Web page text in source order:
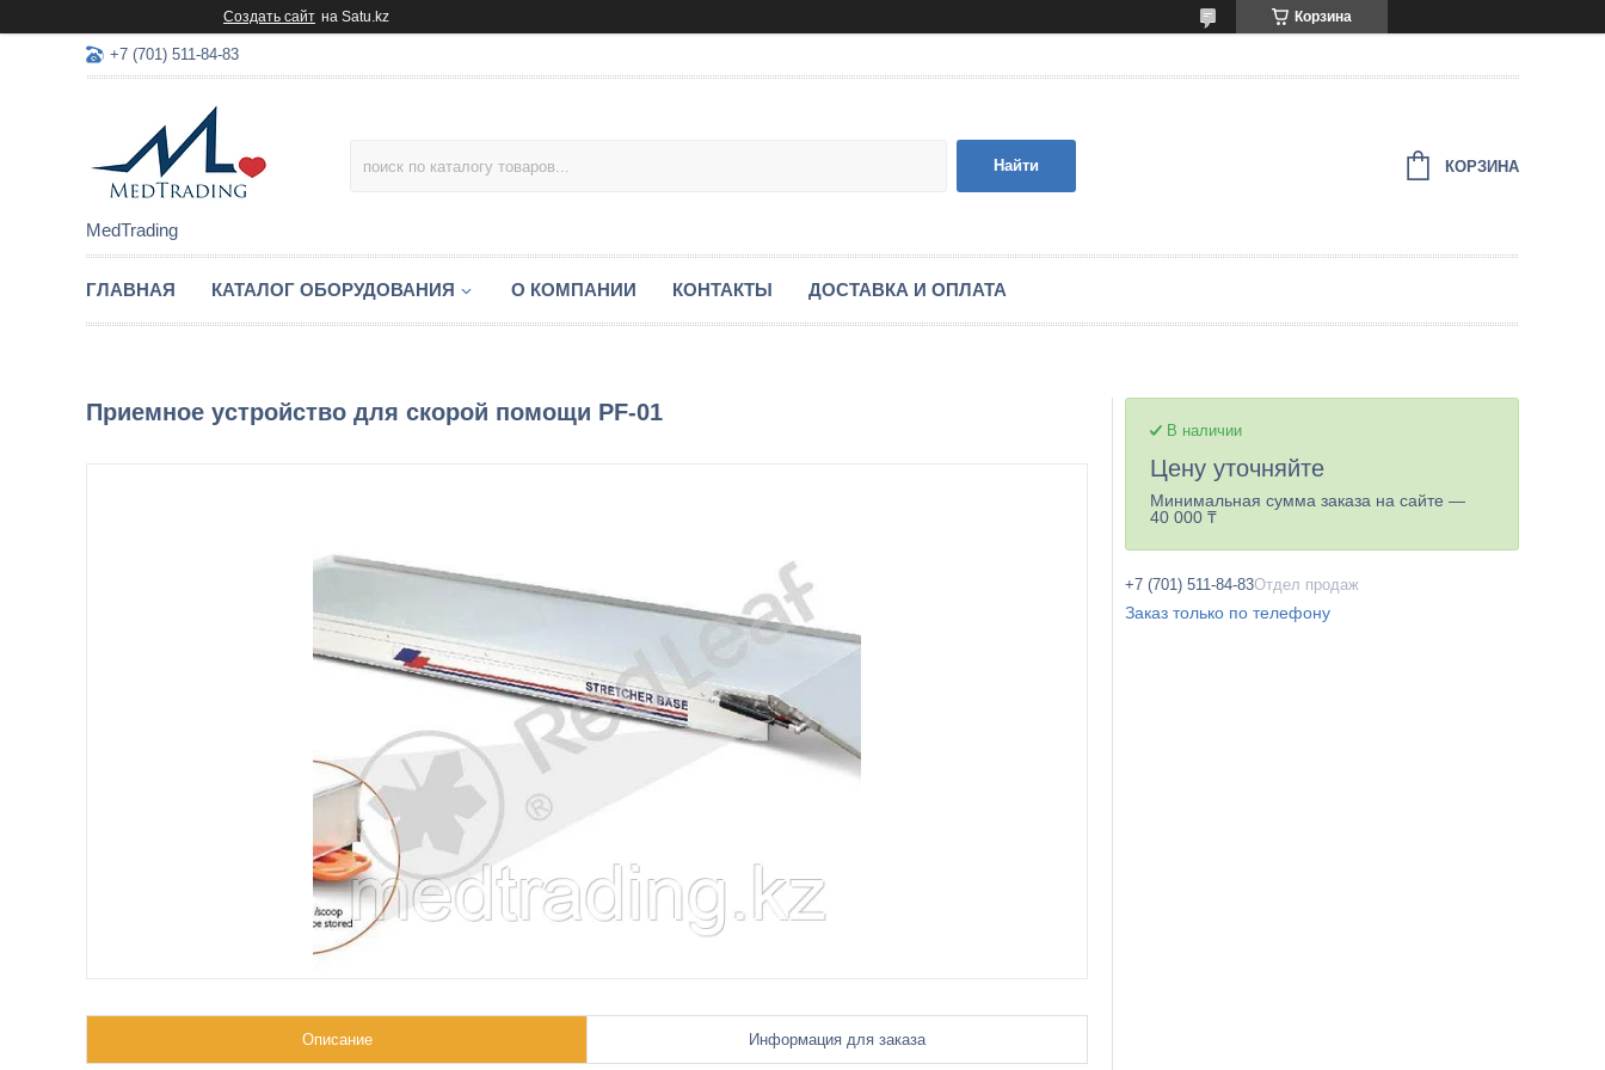
Создать сайт на Satu.kz Корзина
+7 (701) 511-84-83
MedTrading
Найти КОРЗИНА
ГЛАВНАЯ КАТАЛОГ ОБОРУДОВАНИЯ О КОМПАНИИ КОНТАКТЫ ДОСТАВКА И ОПЛАТА
Приемное устройство для скорой помощи PF-01
Описание Информация для заказа
В наличии
Цену уточняйте
Минимальная сумма заказа на сайте —
40 000 ₸
+7 (701) 511-84-83Отдел продаж
Заказ только по телефону